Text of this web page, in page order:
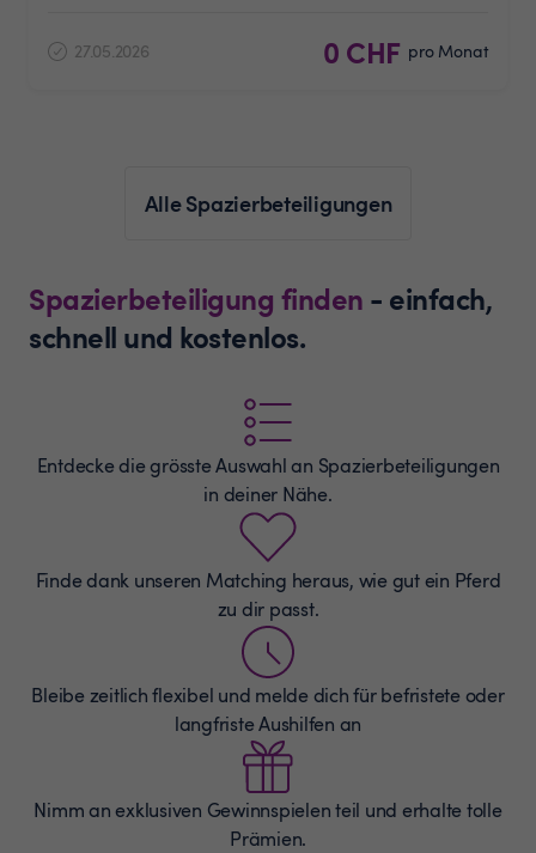
27.05.2026 0 CHF pro Monat
Alle Spazierbeteiligungen
Spazierbeteiligung finden - einfach,
schnell und kostenlos.
Entdecke die grösste Auswahl an Spazierbeteiligungen
in deiner Nähe.
Finde dank unseren Matching heraus, wie gut ein Pferd
zu dir passt.
Bleibe zeitlich flexibel und melde dich für befristete oder
langfriste Aushilfen an
Nimm an exklusiven Gewinnspielen teil und erhalte tolle
Prämien.